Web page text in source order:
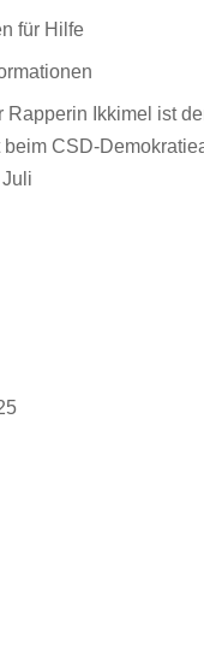
für Hilfe
Rapperin Ikkimel ist
beim CSD-